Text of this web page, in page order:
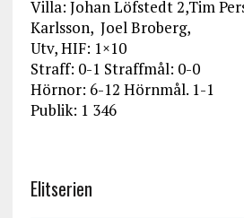
Villa: Johan Löfstedt 2,Tim
Karlsson, Joel Broberg,
Utv, HIF: 1×10
Straff: 0-1 Straffmål: 0-0
Hörnor: 6-12 Hörnmål. 1-1
Publik: 1 346
Elitserien